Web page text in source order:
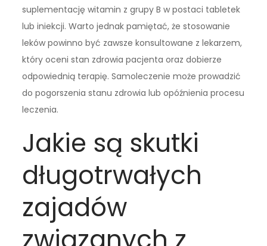
suplementację witamin z grupy B w postaci tabletek
lub iniekcji. Warto jednak pamiętać, że stosowanie
leków powinno być zawsze konsultowane z lekarzem,
który oceni stan zdrowia pacjenta oraz dobierze
odpowiednią terapię. Samoleczenie może prowadzić
do pogorszenia stanu zdrowia lub opóźnienia procesu
leczenia.
Jakie są skutki
długotrwałych
zajadów